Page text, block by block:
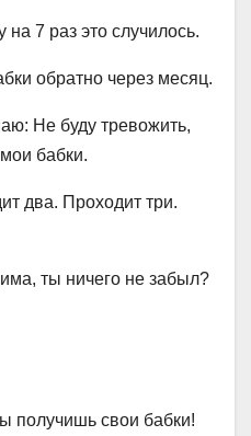
на 7 раз это случилось.
обратно через месяц.
Не буду тревожить,
бабки.
два. Проходит три.
ты ничего не забыл?
получишь свои бабки!